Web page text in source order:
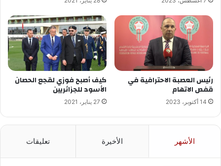
رئيس العصبة الاحترافية في
قفص الاتهام
14 أكتوبر، 2023
كيف أصبح فوزي لقجع الحصان
الأسود للجزائريين
27 يناير، 2021
الأشهر الأخيرة تعليقات